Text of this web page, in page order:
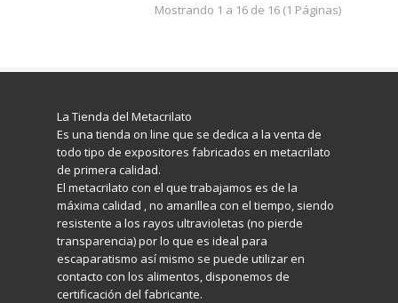
Mostrando 1 a 16 de 16 (1 Páginas)
La Tienda del Metacrilato
Es una tienda on line que se dedica a la venta de
todo tipo de expositores fabricados en metacrilato
de primera calidad.
El metacrilato con el que trabajamos es de la
máxima calidad , no amarillea con el tiempo, siendo
resistente a los rayos ultravioletas (no pierde
transparencia) por lo que es ideal para
escaparatismo así mismo se puede utilizar en
contacto con los alimentos, disponemos de
certificación del fabricante.